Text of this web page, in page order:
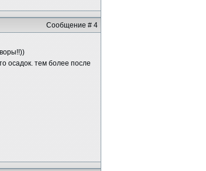
Сообщение # 4
осадок. тем более после